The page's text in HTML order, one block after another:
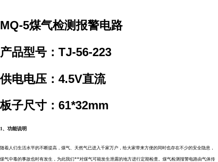
MQ-5煤气检测报警电路
产品型号：TJ-56-223
供电电压：4.5V直流
板子尺寸：61*32mm
1、功能说明
随着人们生活水平的不断提高，煤气、天然气已进入千家万户，给大家带来方便的同时也存在不少的安全隐患，
煤气中毒的事故也时有发生，为此我们**对煤气可能发生泄露的地方进行定期检查。煤气检测报警电路由气体传